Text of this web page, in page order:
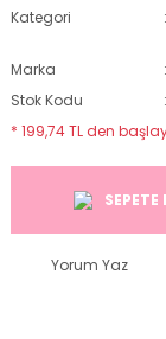
Kategori
Marka
Stok Kodu
* 199,74 TL den
SEPETE
Yorum Yaz